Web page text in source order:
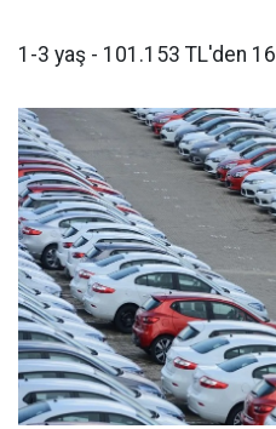
1-3 yaş - 101.153 TL'den